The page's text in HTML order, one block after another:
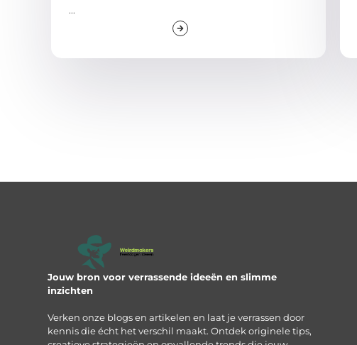
...
Jouw bron voor verrassende ideeën en slimme
inzichten
Verken onze blogs en artikelen en laat je verrassen door
kennis die écht het verschil maakt. Ontdek originele tips,